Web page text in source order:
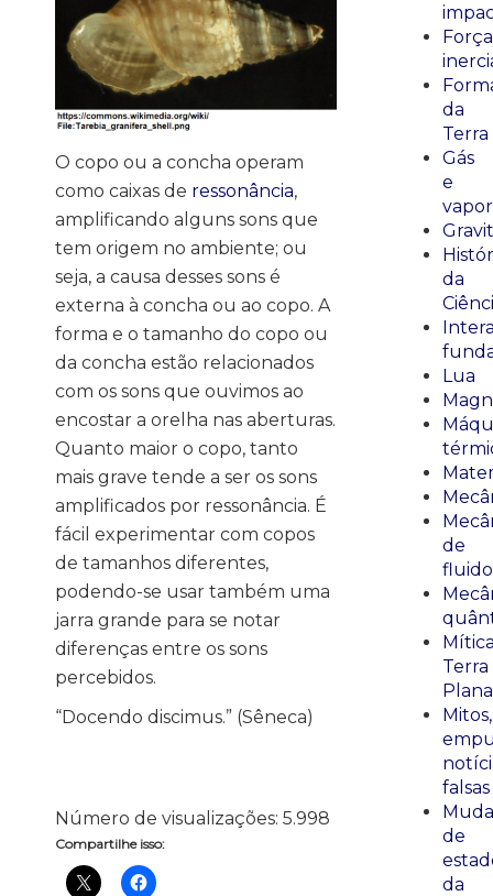
O copo ou a concha operam
como caixas de ressonância,
amplificando alguns sons que
tem origem no ambiente; ou
seja, a causa desses sons é
externa à concha ou ao copo. A
forma e o tamanho do copo ou
da concha estão relacionados
com os sons que ouvimos ao
encostar a orelha nas aberturas.
Quanto maior o copo, tanto
mais grave tende a ser os sons
amplificados por ressonância. É
fácil experimentar com copos
de tamanhos diferentes,
podendo-se usar também uma
jarra grande para se notar
diferenças entre os sons
percebidos.
“Docendo discimus.” (Sêneca)
Número de visualizações: 5.998
Compartilhe isso:
da
Terra
Gás
e
vapor
da
Lua
de
Terra
Plana
Mitos,
falsas
de
da